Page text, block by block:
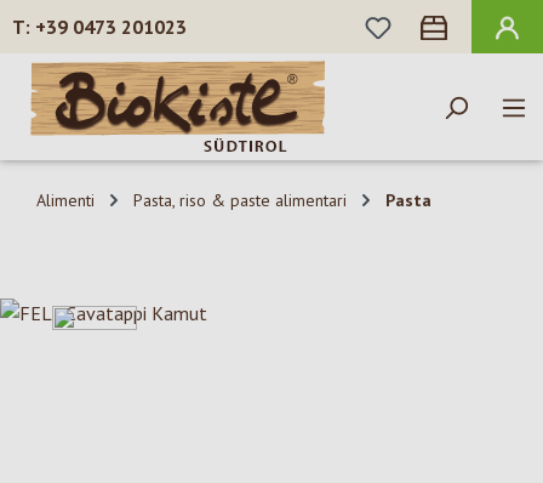
Passa al contenuto principale
+39 0473 201023
HAI 0 ARTICOLI
Alimenti Pasta, riso & paste alimentari Pasta
Salta la galleria di immagini